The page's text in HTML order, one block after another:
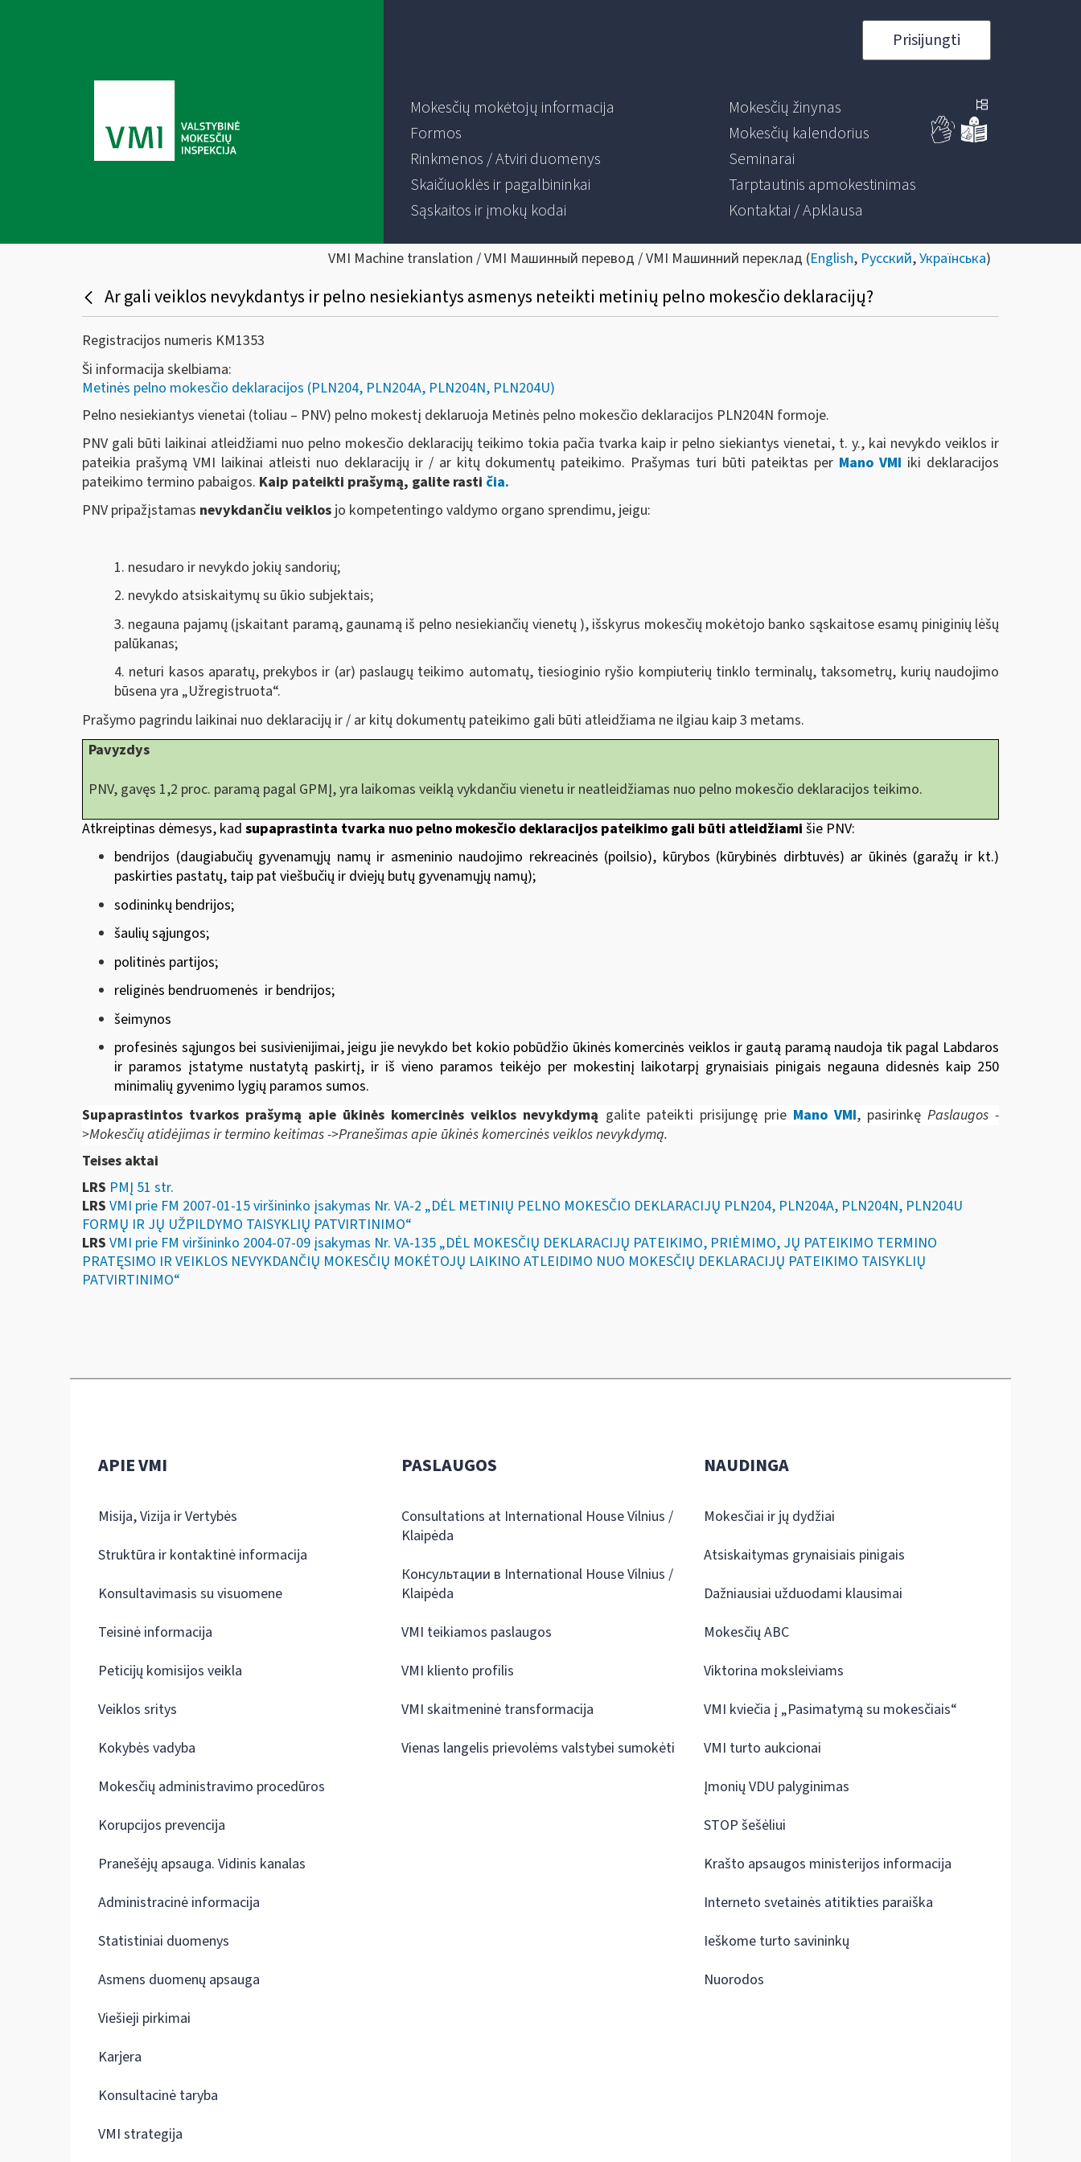
Prisijungti
Mokesčių mokėtojų informacija
Formos
Rinkmenos / Atviri duomenys
Skaičiuoklės ir pagalbininkai
Sąskaitos ir įmokų kodai
Mokesčių žinynas
Mokesčių kalendorius
Seminarai
Tarptautinis apmokestinimas
Kontaktai / Apklausa
VMI Machine translation / VMI Машинный перевод / VMI Машинний переклад (English, Русский,Українська)
Ar gali veiklos nevykdantys ir pelno nesiekiantys asmenys neteikti metinių pelno mokesčio deklaracijų?
Registracijos numeris KM1353
Ši informacija skelbiama:
Metinės pelno mokesčio deklaracijos (PLN204, PLN204A, PLN204N, PLN204U)
Pelno nesiekiantys vienetai (toliau – PNV) pelno mokestį deklaruoja Metinės pelno mokesčio deklaracijos PLN204N formoje.
PNV gali būti laikinai atleidžiami nuo pelno mokesčio deklaracijų teikimo tokia pačia tvarka kaip ir pelno siekiantys vienetai, t. y., kai nevykdo veiklos ir
pateikia prašymą VMI laikinai atleisti nuo deklaracijų ir / ar kitų dokumentų pateikimo. Prašymas turi būti pateiktas per Mano VMI iki deklaracijos
pateikimo termino pabaigos. Kaip pateikti prašymą, galite rasti čia.
PNV pripažįstamas nevykdančiu veiklos jo kompetentingo valdymo organo sprendimu, jeigu:
1. nesudaro ir nevykdo jokių sandorių;
2. nevykdo atsiskaitymų su ūkio subjektais;
3. negauna pajamų (įskaitant paramą, gaunamą iš pelno nesiekiančių vienetų ), išskyrus mokesčių mokėtojo banko sąskaitose esamų piniginių lėšų
palūkanas;
4. neturi kasos aparatų, prekybos ir (ar) paslaugų teikimo automatų, tiesioginio ryšio kompiuterių tinklo terminalų, taksometrų, kurių naudojimo
būsena yra „Užregistruota“.
Prašymo pagrindu laikinai nuo deklaracijų ir / ar kitų dokumentų pateikimo gali būti atleidžiama ne ilgiau kaip 3 metams.
Pavyzdys
PNV, gavęs 1,2 proc. paramą pagal GPMĮ, yra laikomas veiklą vykdančiu vienetu ir neatleidžiamas nuo pelno mokesčio deklaracijos teikimo.
Atkreiptinas dėmesys, kad supaprastinta tvarka nuo pelno mokesčio deklaracijos pateikimo gali būti atleidžiami šie PNV:
bendrijos (daugiabučių gyvenamųjų namų ir asmeninio naudojimo rekreacinės (poilsio), kūrybos (kūrybinės dirbtuvės) ar ūkinės (garažų ir kt.)
paskirties pastatų, taip pat viešbučių ir dviejų butų gyvenamųjų namų);
sodininkų bendrijos;
šaulių sąjungos;
politinės partijos;
religinės bendruomenės ir bendrijos;
šeimynos
profesinės sąjungos bei susivienijimai, jeigu jie nevykdo bet kokio pobūdžio ūkinės komercinės veiklos ir gautą paramą naudoja tik pagal Labdaros
ir paramos įstatyme nustatytą paskirtį, ir iš vieno paramos teikėjo per mokestinį laikotarpį grynaisiais pinigais negauna didesnės kaip 250
minimalių gyvenimo lygių paramos sumos.
Supaprastintos tvarkos prašymą apie ūkinės komercinės veiklos nevykdymą galite pateikti prisijungę prie Mano VMI, pasirinkę Paslaugos -
>Mokesčių atidėjimas ir termino keitimas ->Pranešimas apie ūkinės komercinės veiklos nevykdymą.
Teises aktai
LRS PMĮ 51 str.
LRS VMI prie FM 2007-01-15 viršininko įsakymas Nr. VA-2 „DĖL METINIŲ PELNO MOKESČIO DEKLARACIJŲ PLN204, PLN204A, PLN204N, PLN204U
FORMŲ IR JŲ UŽPILDYMO TAISYKLIŲ PATVIRTINIMO“
LRS VMI prie FM viršininko 2004-07-09 įsakymas Nr. VA-135 „DĖL MOKESČIŲ DEKLARACIJŲ PATEIKIMO, PRIĖMIMO, JŲ PATEIKIMO TERMINO
PRATĘSIMO IR VEIKLOS NEVYKDANČIŲ MOKESČIŲ MOKĖTOJŲ LAIKINO ATLEIDIMO NUO MOKESČIŲ DEKLARACIJŲ PATEIKIMO TAISYKLIŲ
PATVIRTINIMO“
APIE VMI
Misija, Vizija ir Vertybės
Struktūra ir kontaktinė informacija
Konsultavimasis su visuomene
Teisinė informacija
Peticijų komisijos veikla
Veiklos sritys
Kokybės vadyba
Mokesčių administravimo procedūros
Korupcijos prevencija
Pranešėjų apsauga. Vidinis kanalas
Administracinė informacija
Statistiniai duomenys
Asmens duomenų apsauga
Viešieji pirkimai
Karjera
Konsultacinė taryba
VMI strategija
PASLAUGOS
Consultations at International House Vilnius /
Klaipėda
Консультации в International House Vilnius /
Klaipėda
VMI teikiamos paslaugos
VMI kliento profilis
VMI skaitmeninė transformacija
Vienas langelis prievolėms valstybei sumokėti
NAUDINGA
Mokesčiai ir jų dydžiai
Atsiskaitymas grynaisiais pinigais
Dažniausiai užduodami klausimai
Mokesčių ABC
Viktorina moksleiviams
VMI kviečia į „Pasimatymą su mokesčiais“
VMI turto aukcionai
Įmonių VDU palyginimas
STOP šešėliui
Krašto apsaugos ministerijos informacija
Interneto svetainės atitikties paraiška
Ieškome turto savininkų
Nuorodos